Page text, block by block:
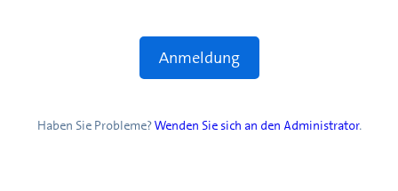
Haben Sie Probleme?Wenden Sie sich an den Administrator.